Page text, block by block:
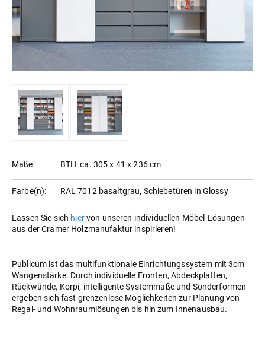
Maße: BTH: ca. 305 x 41 x 236 cm
Farbe(n): RAL 7012 basaltgrau, Schiebetüren in Glossy
Lassen Sie sich hiervon unseren individuellen Möbel-Lösungen
aus der Cramer Holzmanufaktur inspirieren!
Publicum ist das multifunktionale Einrichtungssystem mit 3cm
Wangenstärke. Durch individuelle Fronten, Abdeckplatten,
Rückwände, Korpi, intelligente Systemmaße und Sonderformen
ergeben sich fast grenzenlose Möglichkeiten zur Planung von
Regal- und Wohnraumlösungen bis hin zum Innenausbau.